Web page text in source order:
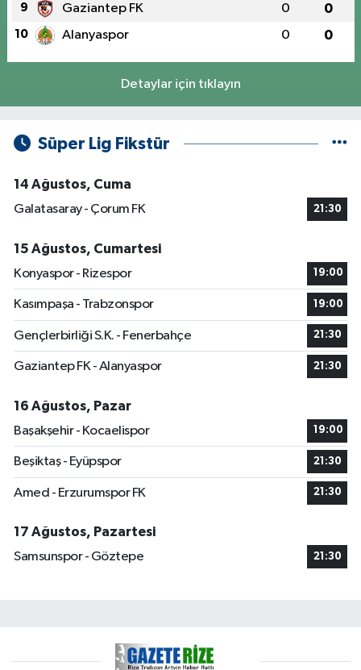
9 Gaziantep FK 0 0
10 Alanyaspor 0 0
Detaylar için tıklayın
Süper Lig Fikstür
14 Ağustos, Cuma
Galatasaray - Çorum FK
21:30
15 Ağustos, Cumartesi
Konyaspor - Rizespor
19:00
Kasımpaşa - Trabzonspor 19:00
Gençlerbirliği S.K. - Fenerbahçe 21:30
Gaziantep FK - Alanyaspor 21:30
16 Ağustos, Pazar
Başakşehir - Kocaelispor
19:00
Beşiktaş - Eyüpspor 21:30
Amed - Erzurumspor FK 21:30
17 Ağustos, Pazartesi
Samsunspor - Göztepe
21:30